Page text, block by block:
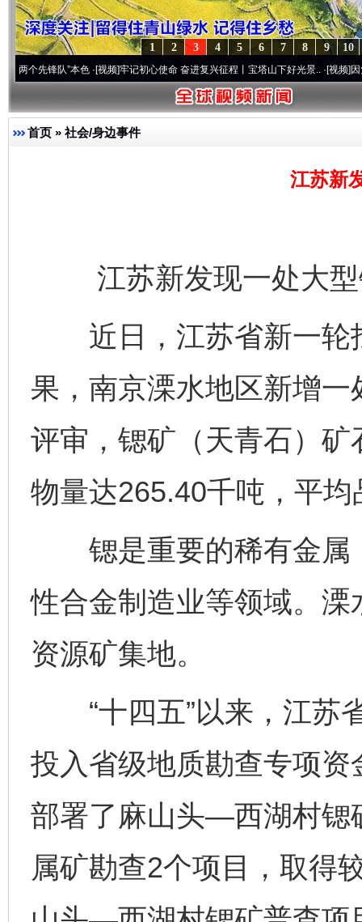
10
9
8
7
6
5
4
3
2
1
队”本色·[视频]牢记初心使命 奋进复兴征程丨宝塔山下好光景..·[视频]因党而生 为
首页 » 社会/身边事件
江苏新
江苏新发现一处大型
近日，江苏省新一轮
果，南京溧水地区新增
评审，锶矿（天青石）
物量达265.40千吨，平
锶是重要的稀有金属
性合金制造业等领域。
资源矿集地。
“十四五”以来，江苏
投入省级地质勘查专项
部署了麻山头—西湖村锶
属矿勘查2个项目，取得